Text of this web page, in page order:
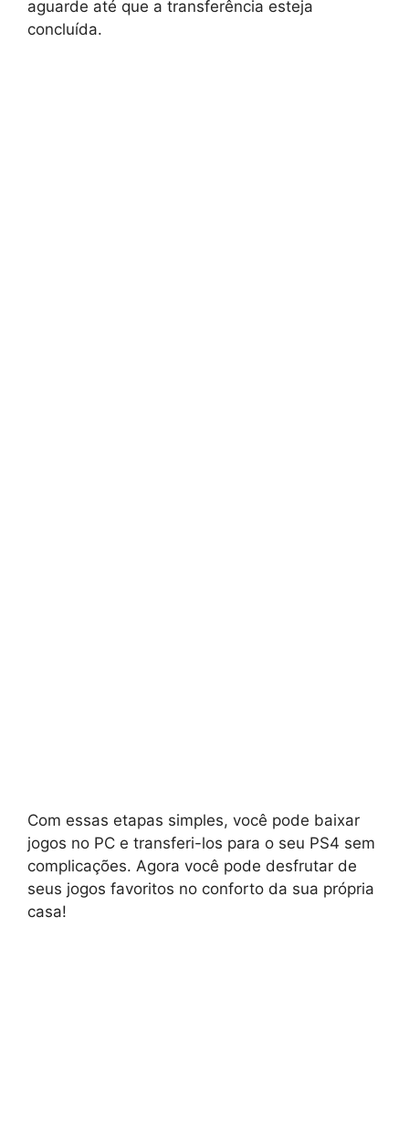
aguarde até que a transferência esteja
concluída.
Com essas etapas simples, você pode baixar
jogos no PC e transferi-los para o seu PS4 sem
complicações. Agora você pode desfrutar de
seus jogos favoritos no conforto da sua própria
casa!